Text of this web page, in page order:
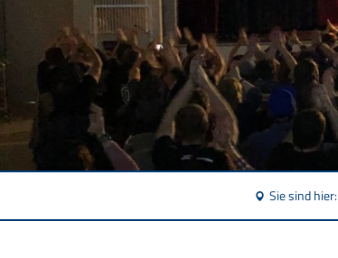
Sie sind hier: